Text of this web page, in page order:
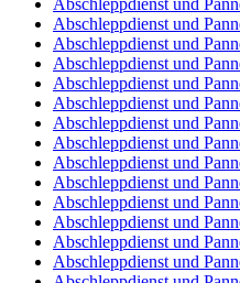
Abschleppdienst und
Abschleppdienst und
Abschleppdienst und
Abschleppdienst und
Abschleppdienst und
Abschleppdienst und
Abschleppdienst und
Abschleppdienst und
Abschleppdienst und
Abschleppdienst und
Abschleppdienst und
Abschleppdienst und
Abschleppdienst und